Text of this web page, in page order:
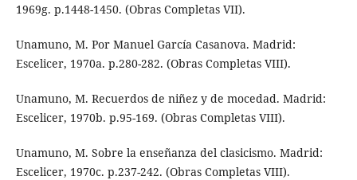
1969g. p.1448-1450. (Obras Completas VII).
Unamuno, M. Por Manuel García Casanova. Madrid:
Escelicer, 1970a. p.280-282. (Obras Completas VIII).
Unamuno, M. Recuerdos de niñez y de mocedad. Madrid:
Escelicer, 1970b. p.95-169. (Obras Completas VIII).
Unamuno, M. Sobre la enseñanza del clasicismo. Madrid:
Escelicer, 1970c. p.237-242. (Obras Completas VIII).